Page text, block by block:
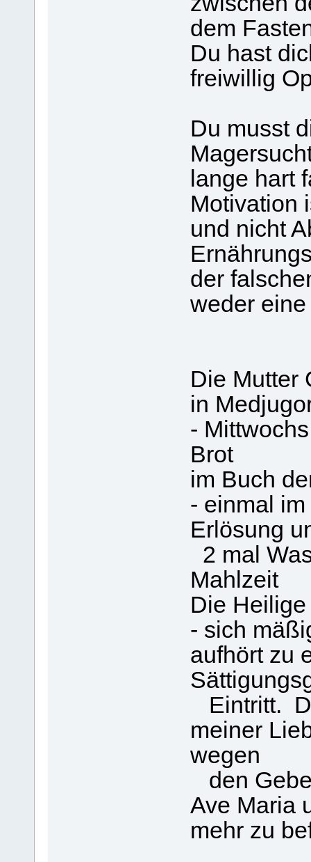
dem
Du hast
freiwillig
Du musst
lange hart
Motivation
und nicht
der
weder
Die Mutter
in
-
Brot
im Buch
- einmal
Erlösung
2 mal
Mahlzeit
Die
- sich
aufhört zu
Eintritt.
meiner
wegen
den
Ave Maria
mehr zu